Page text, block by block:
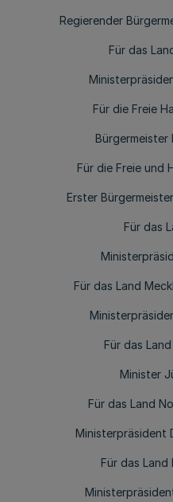
Regierender
Für das
Für die Freie
Bürgermeister
Für die Freie und
Erster
Für das
Für das Land
Für das
Minister
Für das Land
Ministerpräsident
Für das Land